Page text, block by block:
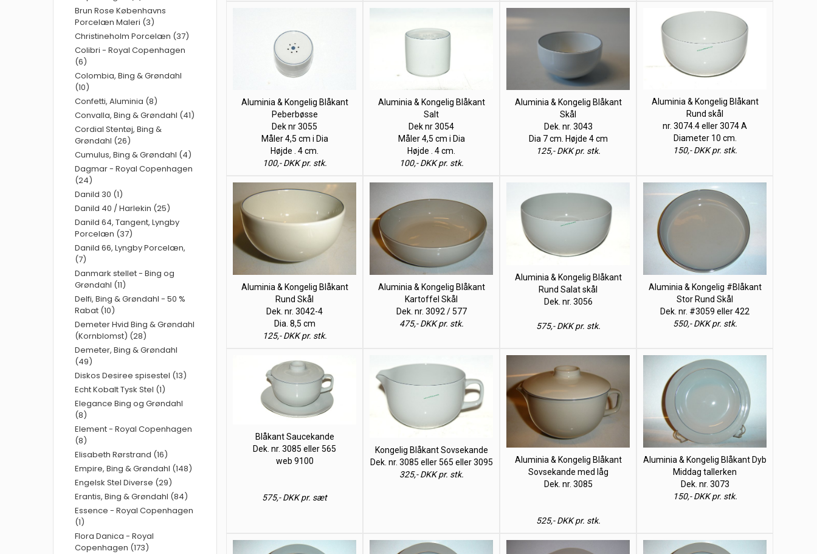
Aluminia & Kongelig Blåkant
Peberbøsse
Dek nr 3055
Måler 4,5 cm i Dia
Højde . 4 cm.
100,- DKK pr. stk.
Aluminia & Kongelig Blåkant
Salt
Dek nr 3054
Måler 4,5 cm i Dia
Højde . 4 cm.
100,- DKK pr. stk.
Aluminia & Kongelig Blåkant
Skål
Dek. nr. 3043
Dia 7 cm. Højde 4 cm
125,- DKK pr. stk.
Aluminia & Kongelig Blåkant
Rund skål
nr. 3074.4 eller 3074 A
Diameter 10 cm.
150,- DKK pr. stk.
Aluminia & Kongelig Blåkant
Rund Skål
Dek. nr. 3042-4
Dia. 8,5 cm
125,- DKK pr. stk.
Aluminia & Kongelig Blåkant
Kartoffel Skål
Dek. nr. 3092 / 577
475,- DKK pr. stk.
Aluminia & Kongelig Blåkant
Rund Salat skål
Dek. nr. 3056
575,- DKK pr. stk.
Aluminia & Kongelig #Blåkant
Stor Rund Skål
Dek. nr. #3059 eller 422
550,- DKK pr. stk.
Blåkant Saucekande
Dek. nr. 3085 eller 565
web 9100
575,- DKK pr. sæt
Kongelig Blåkant Sovsekande
Dek. nr. 3085 eller 565 eller 3095
325,- DKK pr. stk.
Aluminia & Kongelig Blåkant
Sovsekande med låg
Dek. nr. 3085
525,- DKK pr. stk.
Aluminia & Kongelig Blåkant Dyb
Middag tallerken
Dek. nr. 3073
150,- DKK pr. stk.
Brun Rose Københavns
Porcelæn Maleri (3)
Christineholm Porcelæn (37)
Colibri - Royal Copenhagen
(6)
Colombia, Bing & Grøndahl
(10)
Confetti, Aluminia (8)
Convalla, Bing & Grøndahl (41)
Cordial Stentøj, Bing &
Grøndahl (26)
Cumulus, Bing & Grøndahl (4)
Dagmar - Royal Copenhagen
(24)
Danild 30 (1)
Danild 40 / Harlekin (25)
Danild 64, Tangent, Lyngby
Porcelæn (37)
Danild 66, Lyngby Porcelæn,
(7)
Danmark stellet - Bing og
Grøndahl (11)
Delfi, Bing & Grøndahl - 50 %
Rabat (10)
Demeter Hvid Bing & Grøndahl
(Kornblomst) (28)
Demeter, Bing & Grøndahl
(49)
Diskos Desiree spisestel (13)
Echt Kobalt Tysk Stel (1)
Elegance Bing og Grøndahl
(8)
Element - Royal Copenhagen
(8)
Elisabeth Rørstrand (16)
Empire, Bing & Grøndahl (148)
Engelsk Stel Diverse (29)
Erantis, Bing & Grøndahl (84)
Essence - Royal Copenhagen
(1)
Flora Danica - Royal
Copenhagen (173)